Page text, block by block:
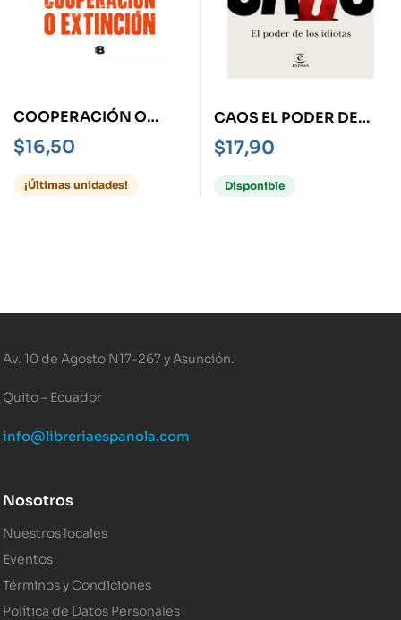
COOPERACIÓN O
EXTINCIÓN
$16,50
¡Últimas unidades!
CAOS EL PODER DE
LOS IDIOTAS
$17,90
Disponible
Av. 10 de Agosto N17-267 y Asunción.
Quito – Ecuador
info@libreriaespanola.com
Nosotros
Nuestros locales
Eventos
Términos y Condiciones
Política de Datos Personales